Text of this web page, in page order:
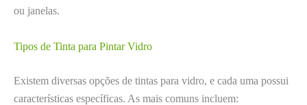
ou janelas.
Tipos de Tinta para Pintar Vidro
Existem diversas opções de tintas para vidro, e cada uma possui
características específicas. As mais comuns incluem: